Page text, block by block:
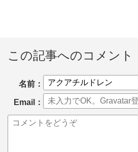
この記事へのコメント
名前：
Email：